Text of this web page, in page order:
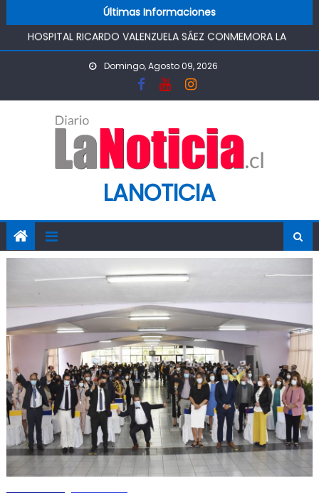
Últimas Informaciones
FUNCIONAMIENTO
HOSPITAL RICARDO VALENZUELA SÁEZ CONMEMORA LA
SEMANA MUNDIAL DE LA LACTANCIA MATERNA
PROMOVIENDO UN COMIENZO DE VIDA SALUDABLE
IMPULSA AGUA DE AGROSUPER PERMITIRÁ LA
CONSTRUCCIÓN DE POZO DEL SSR CALIFORNIA Y
FORTALECERA EL ABASTECIMIENTO DE AGUA POTABLE DE LA
COMUNIDAD
MINISTRO DE AGRICULTURA REALIZA GIRA POR CINCO
FRONTAL Y APOYAR AL SECTOR AGRÍCOLA
ESTRATÉGICA A LOS LIBERTADORES
SIGUEN LOS CIERRES DE PROSTÍBULOS CLANDESTINOS EN
CLAUSURADO Y OTRO CON PROHIBICIÓN DE
Domingo, Agosto 09, 2026
LANOTICIA